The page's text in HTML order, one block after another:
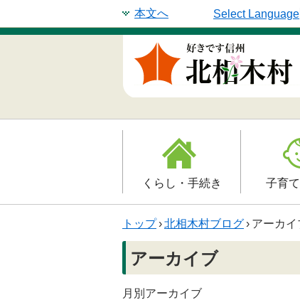
本文へ Select Language
くらし・手続き
登録
防災情報
年金・保険
子育
母子の健
保育園
トップ›北相木村ブログ› アーカイ
アーカイブ
月別アーカイブ